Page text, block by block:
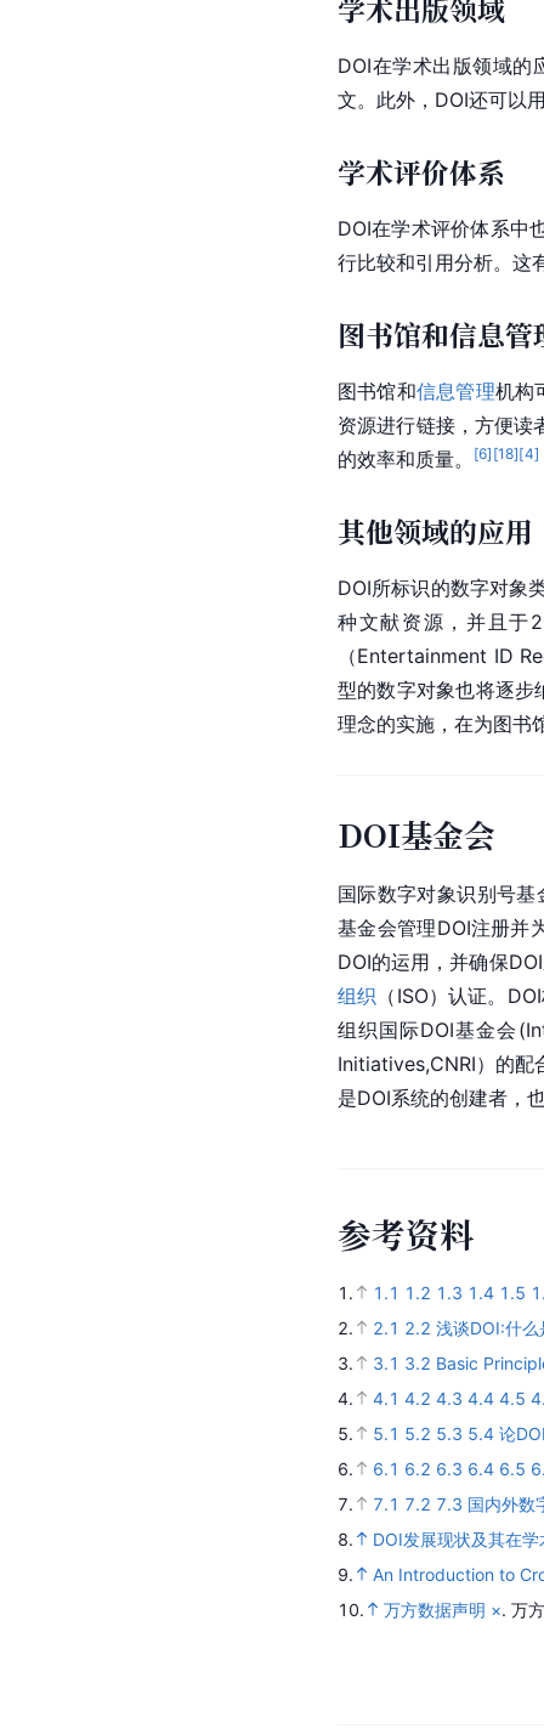
学术出版领域
DOI在学术出版领域的
文。此外，DOI还可以
学术评价体系
DOI在学术评价体系中
行比较和引用分析。这
图书馆和信息管
图书馆和信息管理机构
资源进行链接，方便读
的效率和质量。
[6] [18][4]
其他领域的应用
DOI所标识的数字对象
种文献资源，并且于
（Entertainment ID
型的数字对象也将逐步
理念的实施，在为图书
DOI基金会
国际数字对象识别号
基金会管理DOI注册并
DOI的运用，并确保
组织 （ISO）认证。
组织国际DOI基金会
Initiatives,CNRI）的配
是DOI系统的创建者，
参考资料
1. 1.1 1.2 1.3 1.4 1.5
2.
2.1 2.2 浅谈DOI:什
3.
3.1 3.2 Basic
4.
4.1 4.2 4.3 4.4 4.5
5.
5.1 5.2 5.3 5.4 论
6.
6.1 6.2 6.3 6.4 6.5
7.
7.1 7.2 7.3 国内外数
8.
DOI发展现状及其在
9.
An Introduction to
10.
万方数据声明 ×. 万